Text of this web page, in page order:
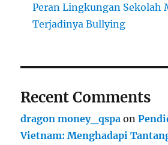
Peran Lingkungan Sekolah
Terjadinya Bullying
Recent Comments
dragon money_qspa on
Vietnam: Menghadapi